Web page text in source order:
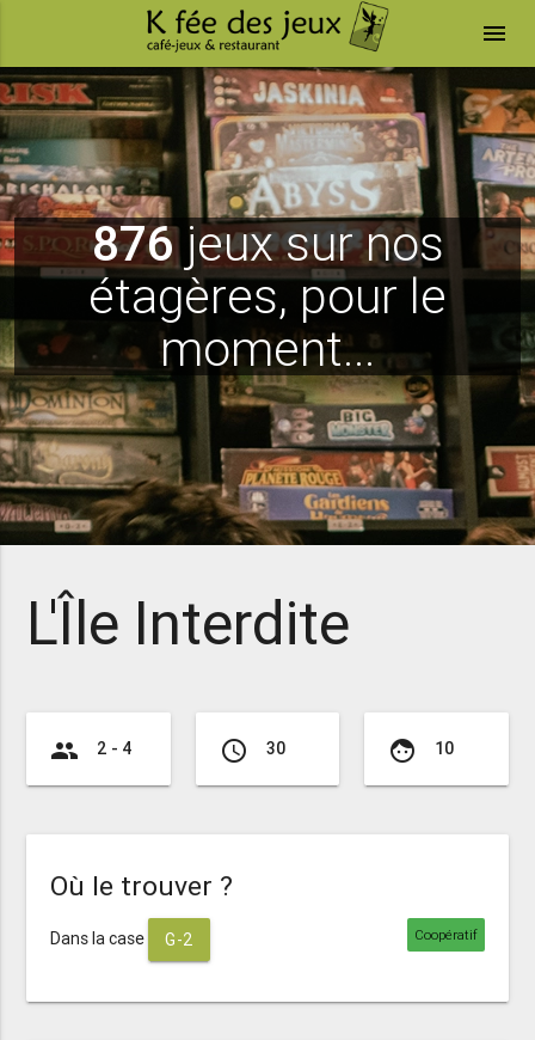
menu
876jeux sur nos
étagères, pour le
moment...
L'Île Interdite
group 2 - 4 access_time 30 face 10
Où le trouver ?
Dans la case G-2 Coopératif